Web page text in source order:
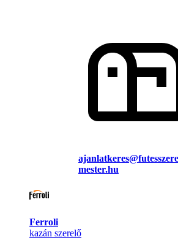
mester.hu
Ferroli
kazán szerelő